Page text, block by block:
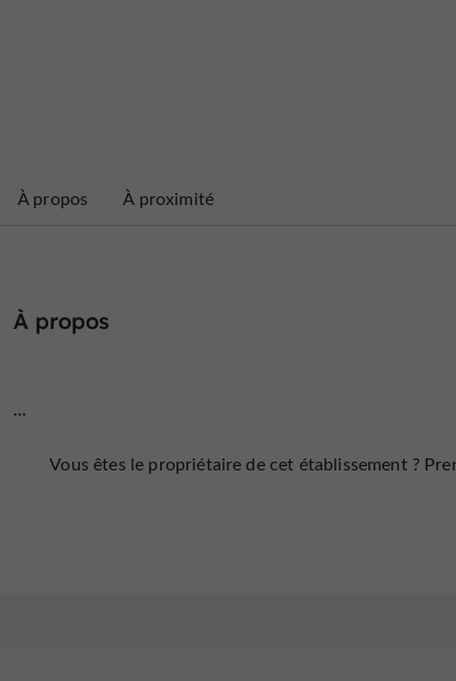
À propos À proximité
À propos
...
Vous êtes le propriétaire de cet établissement ?